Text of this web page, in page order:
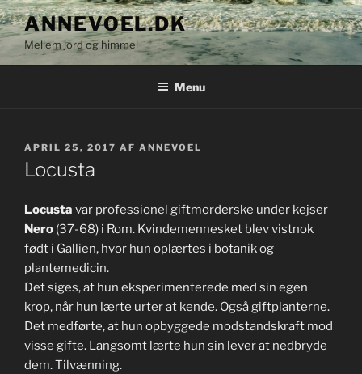
Videre
til
indhold
ANNEVOEL.DK
Mellem jord og himmel
Menu
UDGIVET
DEN
APRIL 25, 2017 AF ANNEVOEL
Locusta
Locusta var professionel giftmorderske under kejser
Nero (37-68) i Rom. Kvindemennesket blev vistnok
født i Gallien, hvor hun oplærtes i botanik og
plantemedicin.
Det siges, at hun eksperimenterede med sin egen
krop, når hun lærte urter at kende. Også giftplanterne.
Det medførte, at hun opbyggede modstandskraft mod
visse gifte. Langsomt lærte hun sin lever at nedbryde
dem. Tilvænning.